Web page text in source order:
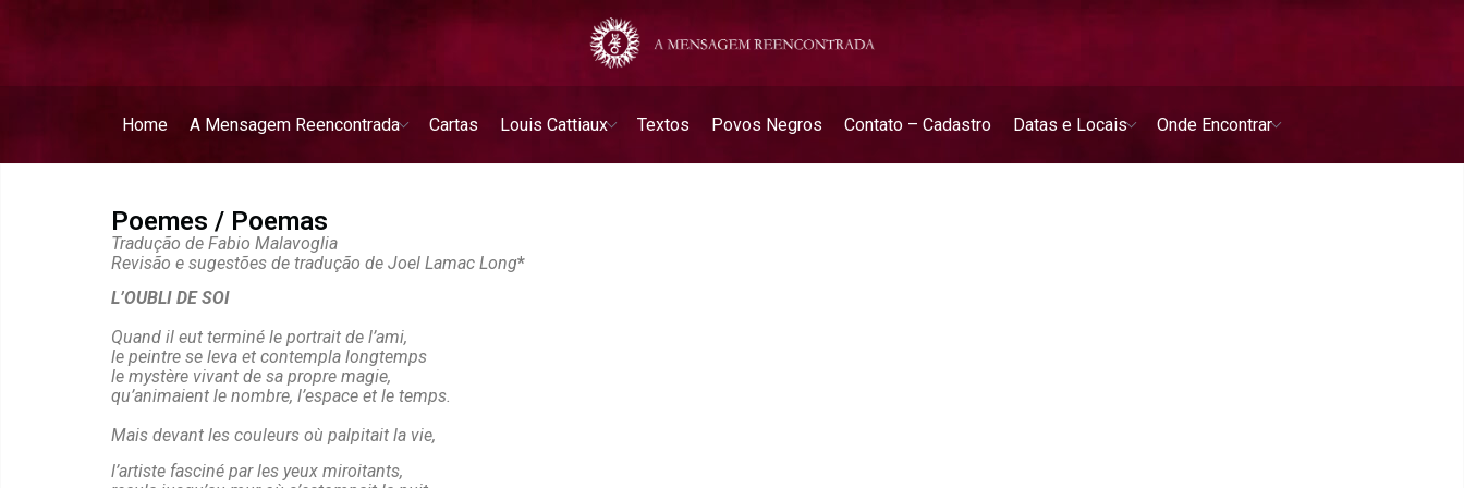
Home A Mensagem Reencontrada Cartas Louis Cattiaux Textos Povos Negros Contato – Cadastro Datas e Locais Onde Encontrar
Poemes / Poemas
Tradução de Fabio Malavoglia
Revisão e sugestões de tradução de Joel Lamac Long*
L’OUBLI DE SOI
Quand il eut terminé le portrait de l’ami,
le peintre se leva et contempla longtemps
le mystère vivant de sa propre magie,
qu’animaient le nombre, l’espace et le temps.
Mais devant les couleurs où palpitait la vie,
l’artiste fasciné par les yeux miroitants,